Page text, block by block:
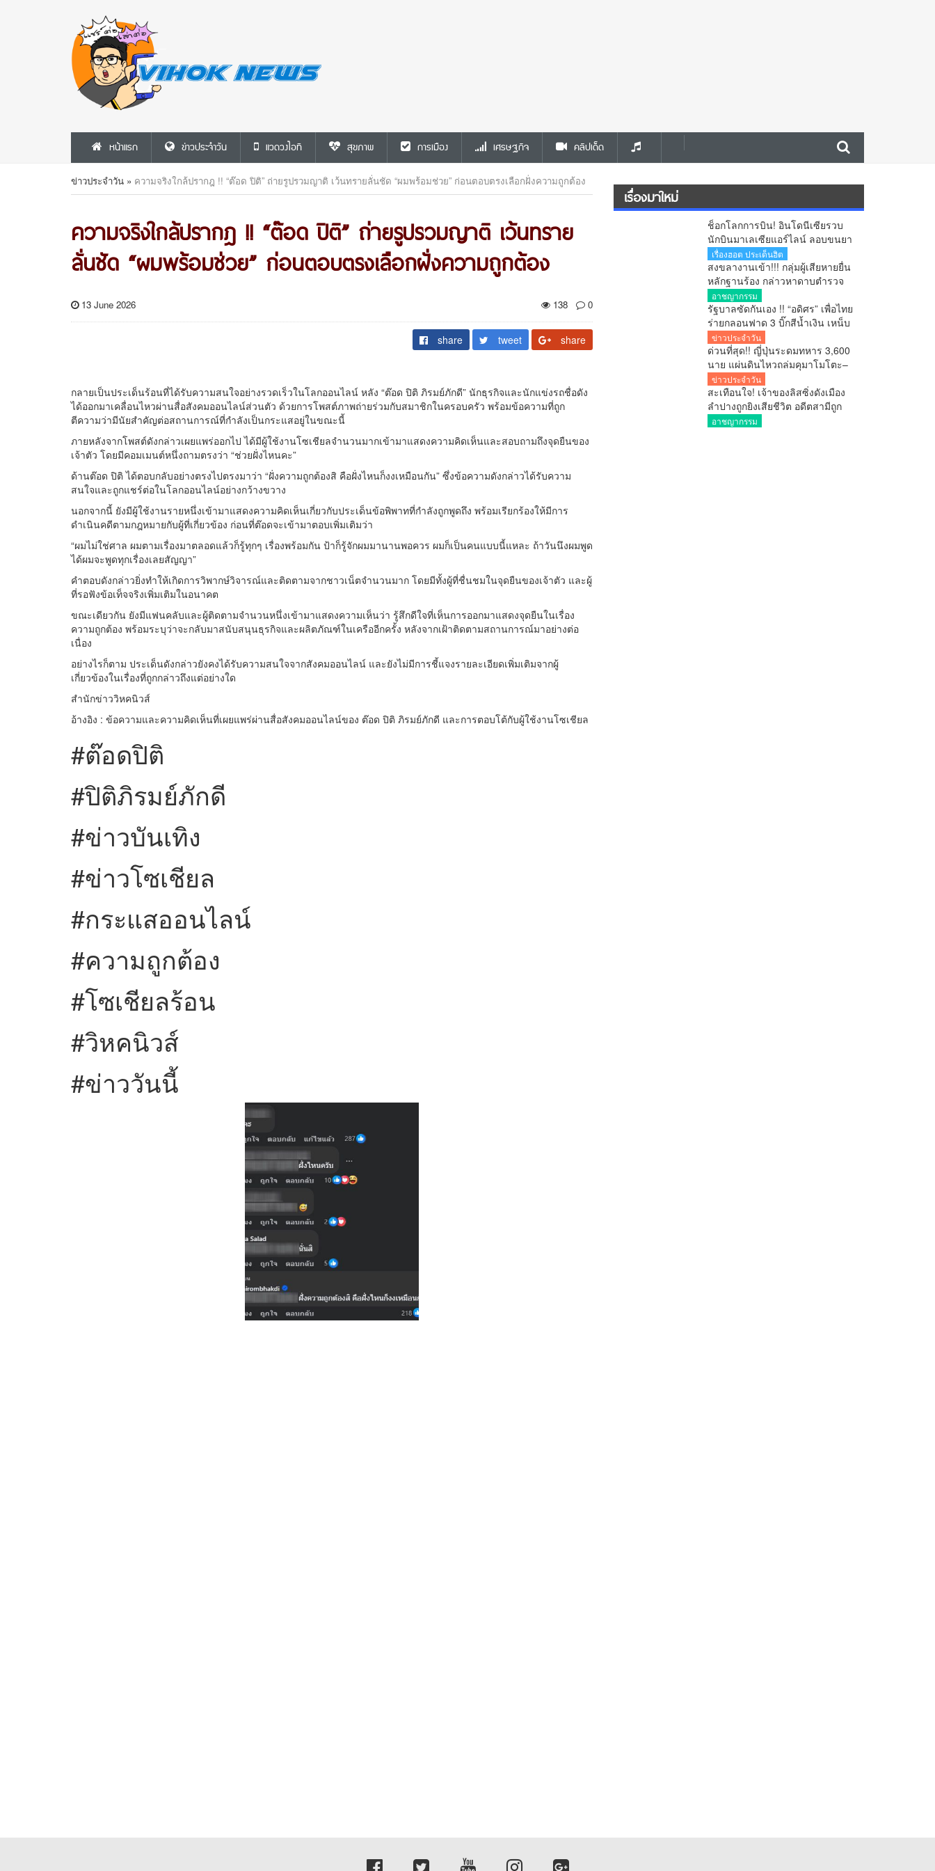
หน้าแรก ข่าวประจำวัน แวดวงไอที สุขภาพ การเมือง เศรษฐกิจ คลิปเด็ด
ข่าวประจำวัน » ความจริงใกล้ปรากฎ !! “ต๊อด ปิติ” ถ่ายรูปรวมญาติ เว้นทรายลั่นชัด “ผมพร้อมช่วย” ก่อนตอบตรงเลือกฝั่งความถูกต้อง
ความจริงใกล้ปรากฎ !! “ต๊อด ปิติ” ถ่ายรูปรวมญาติ เว้นทราย
ลั่นชัด “ผมพร้อมช่วย” ก่อนตอบตรงเลือกฝั่งความถูกต้อง
13 June 2026 138 0
share tweet share
กลายเป็นประเด็นร้อนที่ได้รับความสนใจอย่างรวดเร็วในโลกออนไลน์ หลัง “ต๊อด ปิติ ภิรมย์ภักดี” นักธุรกิจและนักแข่งรถชื่อดัง
ได้ออกมาเคลื่อนไหวผ่านสื่อสังคมออนไลน์ส่วนตัว ด้วยการโพสต์ภาพถ่ายร่วมกับสมาชิกในครอบครัว พร้อมข้อความที่ถูก
ตีความว่ามีนัยสำคัญต่อสถานการณ์ที่กำลังเป็นกระแสอยู่ในขณะนี้
ภายหลังจากโพสต์ดังกล่าวเผยแพร่ออกไป ได้มีผู้ใช้งานโซเชียลจำนวนมากเข้ามาแสดงความคิดเห็นและสอบถามถึงจุดยืนของ
เจ้าตัว โดยมีคอมเมนต์หนึ่งถามตรงว่า “ช่วยฝั่งไหนคะ”
ด้านต๊อด ปิติ ได้ตอบกลับอย่างตรงไปตรงมาว่า “ฝั่งความถูกต้องสิ คือฝั่งไหนก็งงเหมือนกัน” ซึ่งข้อความดังกล่าวได้รับความ
สนใจและถูกแชร์ต่อในโลกออนไลน์อย่างกว้างขวาง
นอกจากนี้ ยังมีผู้ใช้งานรายหนึ่งเข้ามาแสดงความคิดเห็นเกี่ยวกับประเด็นข้อพิพาทที่กำลังถูกพูดถึง พร้อมเรียกร้องให้มีการ
ดำเนินคดีตามกฎหมายกับผู้ที่เกี่ยวข้อง ก่อนที่ต๊อดจะเข้ามาตอบเพิ่มเติมว่า
“ผมไม่ใช่ศาล ผมตามเรื่องมาตลอดแล้วก็รู้ทุกๆ เรื่องพร้อมกัน ป้าก็รู้จักผมมานานพอควร ผมก็เป็นคนแบบนี้แหละ ถ้าวันนึงผมพูด
ได้ผมจะพูดทุกเรื่องเลยสัญญา”
คำตอบดังกล่าวยิ่งทำให้เกิดการวิพากษ์วิจารณ์และติดตามจากชาวเน็ตจำนวนมาก โดยมีทั้งผู้ที่ชื่นชมในจุดยืนของเจ้าตัว และผู้
ที่รอฟังข้อเท็จจริงเพิ่มเติมในอนาคต
ขณะเดียวกัน ยังมีแฟนคลับและผู้ติดตามจำนวนหนึ่งเข้ามาแสดงความเห็นว่า รู้สึกดีใจที่เห็นการออกมาแสดงจุดยืนในเรื่อง
ความถูกต้อง พร้อมระบุว่าจะกลับมาสนับสนุนธุรกิจและผลิตภัณฑ์ในเครืออีกครั้ง หลังจากเฝ้าติดตามสถานการณ์มาอย่างต่อ
เนื่อง
อย่างไรก็ตาม ประเด็นดังกล่าวยังคงได้รับความสนใจจากสังคมออนไลน์ และยังไม่มีการชี้แจงรายละเอียดเพิ่มเติมจากผู้
เกี่ยวข้องในเรื่องที่ถูกกล่าวถึงแต่อย่างใด
สำนักข่าววิหคนิวส์
อ้างอิง : ข้อความและความคิดเห็นที่เผยแพร่ผ่านสื่อสังคมออนไลน์ของ ต๊อด ปิติ ภิรมย์ภักดี และการตอบโต้กับผู้ใช้งานโซเชียล
#ต๊อดปิติ
#ปิติภิรมย์ภักดี
#ข่าวบันเทิง
#ข่าวโซเชียล
#กระแสออนไลน์
#ความถูกต้อง
#โซเชียลร้อน
#วิหคนิวส์
#ข่าววันนี้
เรื่องมาใหม่
ช็อกโลกการบิน! อินโดนีเซียรวบ
นักบินมาเลเซียแอร์ไลน์ ลอบขนยา
อี 26 กิโลกรัม คาสนามบิน
เรื่องฮอต ประเด็นฮิต
สงขลางานเข้า!!! กลุ่มผู้เสียหายยื่น
หลักฐานร้อง กล่าวหาดาบตำรวจ
เอี่ยวบังคับถ่ายคลิปอนาจาร ขู่ยัด
ยา มีผู้เสียหายหลายราย เร่งตรวจ
สอบ
อาชญากรรม
รัฐบาลซัดกันเอง !! “อดิศร” เพื่อไทย
ร่ายกลอนฟาด 3 บิ๊กสีน้ำเงิน เหน็บ
รักกันปานจะกลืน “เขากระโดง”
ข่าวประจำวัน
ด่วนที่สุด!! ญี่ปุ่นระดมทหาร 3,600
นาย แผ่นดินไหวถล่มคุมาโมโตะ–
ห้างอิออนพัง เกรงมีผู้เสียชีวิต
จำนวนมาก
ข่าวประจำวัน
สะเทือนใจ! เจ้าของลิสซิ่งดังเมือง
ลำปางถูกยิงเสียชีวิต อดีตสามีถูก
ควบคุมตัว
อาชญากรรม